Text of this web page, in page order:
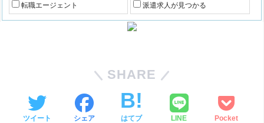
転職エージェント 派遣求人が見つかる
SHARE
ツイート シェア はてブ LINE Pocket